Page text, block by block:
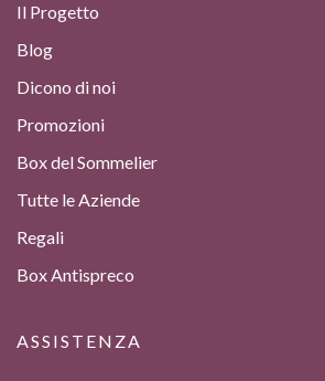
Il Progetto
Blog
Dicono di noi
Promozioni
Box del Sommelier
Tutte le Aziende
Regali
Box Antispreco
ASSISTENZA